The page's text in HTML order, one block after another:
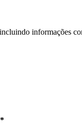
informações
*